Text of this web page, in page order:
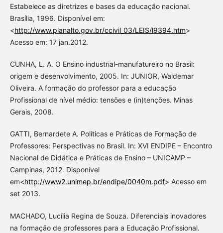
Estabelece as diretrizes e bases da educação nacional.
Brasília, 1996. Disponível em:
<http://www.planalto.gov.br/ccivil_03/LEIS/l9394.htm>
Acesso em: 17 jan.2012.
CUNHA, L. A. O Ensino industrial-manufatureiro no Brasil:
origem e desenvolvimento, 2005. In: JUNIOR, Waldemar
Oliveira. A formação do professor para a educação
Profissional de nível médio: tensões e (in)tenções. Minas
Gerais, 2008.
GATTI, Bernardete A. Políticas e Práticas de Formação de
Professores: Perspectivas no Brasil. In: XVI ENDIPE – Encontro
Nacional de Didática e Práticas de Ensino – UNICAMP –
Campinas, 2012. Disponível
em<http://www2.unimep.br/endipe/0040m.pdf> Acesso em
set 2013.
MACHADO, Lucília Regina de Souza. Diferenciais inovadores
na formação de professores para a Educação Profissional.